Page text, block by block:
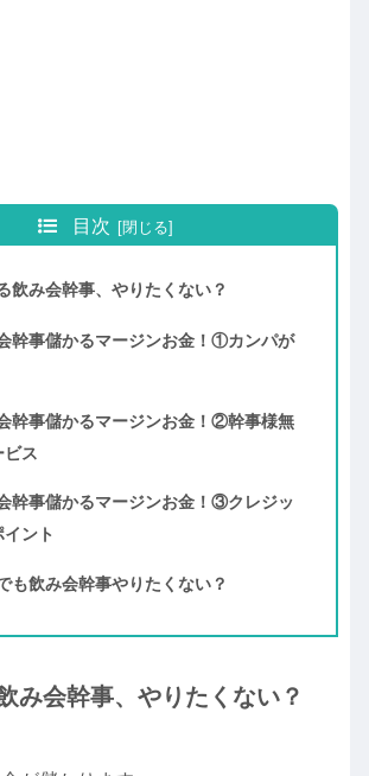
目次
飲み会幹事、やりたくない？
幹事儲かるマージンお金！①カンパが
幹事儲かるマージンお金！②幹事様無
ビス
幹事儲かるマージンお金！③クレジッ
イント
も飲み会幹事やりたくない？
み会幹事、やりたくない？